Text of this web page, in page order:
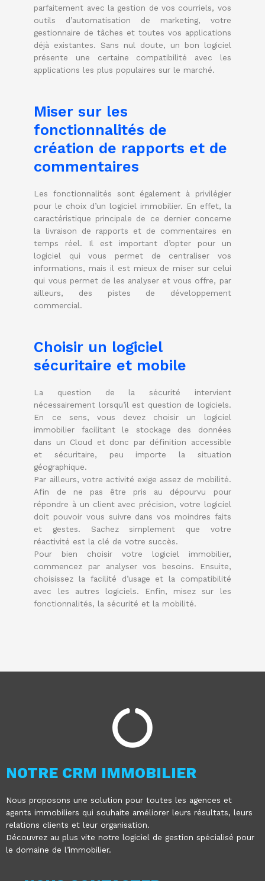
parfaitement avec la gestion de vos courriels, vos
outils d’automatisation de marketing, votre
gestionnaire de tâches et toutes vos applications
déjà existantes. Sans nul doute, un bon logiciel
présente une certaine compatibilité avec les
applications les plus populaires sur le marché.
Miser sur les
fonctionnalités de
création de rapports et de
commentaires
Les fonctionnalités sont également à privilégier
pour le choix d’un logiciel immobilier. En effet, la
caractéristique principale de ce dernier concerne
la livraison de rapports et de commentaires en
temps réel. Il est important d’opter pour un
logiciel qui vous permet de centraliser vos
informations, mais il est mieux de miser sur celui
qui vous permet de les analyser et vous offre, par
ailleurs, des pistes de développement
commercial.
Choisir un logiciel
sécuritaire et mobile
La question de la sécurité intervient
nécessairement lorsqu’il est question de logiciels.
En ce sens, vous devez choisir un logiciel
immobilier facilitant le stockage des données
dans un Cloud et donc par définition accessible
et sécuritaire, peu importe la situation
géographique.
Par ailleurs, votre activité exige assez de mobilité.
Afin de ne pas être pris au dépourvu pour
répondre à un client avec précision, votre logiciel
doit pouvoir vous suivre dans vos moindres faits
et gestes. Sachez simplement que votre
réactivité est la clé de votre succès.
Pour bien choisir votre logiciel immobilier,
commencez par analyser vos besoins. Ensuite,
choisissez la facilité d’usage et la compatibilité
avec les autres logiciels. Enfin, misez sur les
fonctionnalités, la sécurité et la mobilité.
NOTRE CRM IMMOBILIER
Nous proposons une solution pour toutes les agences et
agents immobiliers qui souhaite améliorer leurs résultats, leurs
relations clients et leur organisation.
Découvrez au plus vite notre logiciel de gestion spécialisé pour
le domaine de l’immobilier.